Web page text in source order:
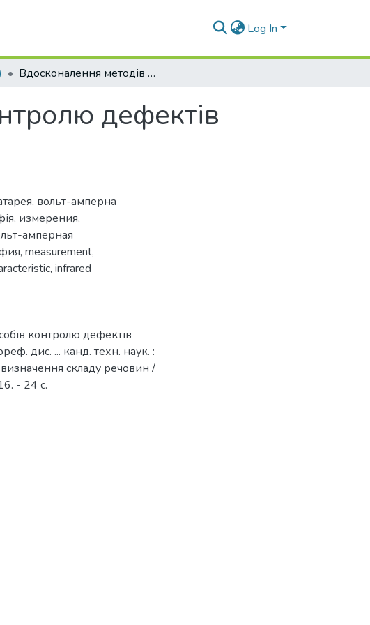
Log In
Вдосконалення методів та засобів контролю дефектів фотоелектричних сонячних батарей
дефектів
, вольт-амперна
, измерения,
амперная
, measurement,
, infrared
контролю дефектів
дис. ... канд. техн. наук. :
складу речовин /
- 24 с.